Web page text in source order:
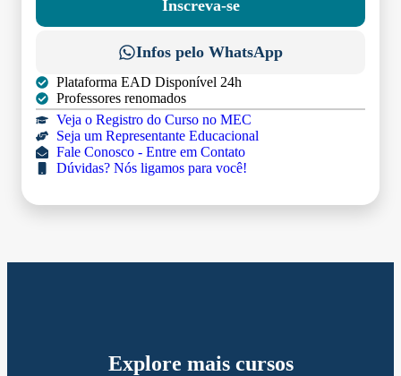
Inscreva-se
Infos pelo WhatsApp
Plataforma EAD Disponível 24h
Professores renomados
Veja o Registro do Curso no MEC
Seja um Representante Educacional
Fale Conosco - Entre em Contato
Dúvidas? Nós ligamos para você!
Explore mais cursos